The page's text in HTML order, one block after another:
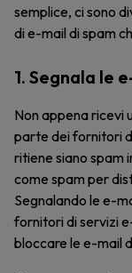
semplice, ci sono
di e-mail di spam
1. Segnala le
Non appena ricevi
parte dei fornitori
ritiene siano spam
come spam per
Segnalando le e-
fornitori di servizi
bloccare le e-mail